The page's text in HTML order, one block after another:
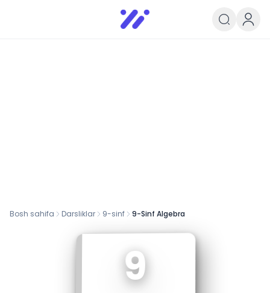
Infoedu
Ta&#039;lim xabarlari va
Bosh sahifa Darsliklar 9-sinf 9-Sinf Algebra
9